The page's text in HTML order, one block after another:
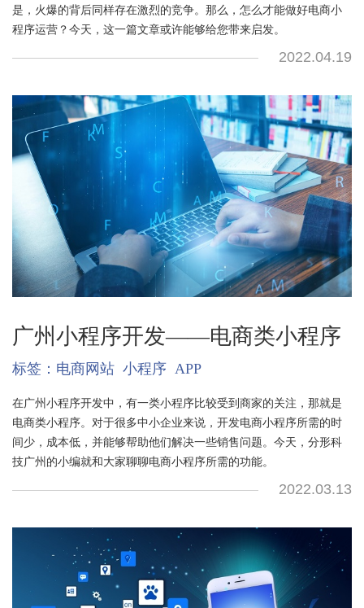
是，火爆的背后同样存在激烈的竞争。那么，怎么才能做好电商小
程序运营？今天，这一篇文章或许能够给您带来启发。
2022.04.19
广州小程序开发——电商类小程序
标签： 电商网站 小程序 APP
在广州小程序开发中，有一类小程序比较受到商家的关注，那就是
电商类小程序。对于很多中小企业来说，开发电商小程序所需的时
间少，成本低，并能够帮助他们解决一些销售问题。今天，分形科
技广州的小编就和大家聊聊电商小程序所需的功能。
2022.03.13